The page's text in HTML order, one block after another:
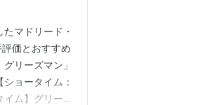
マドリード・
価とおすすめ
リーズマン」
ョータイム：
ム】グリーズ